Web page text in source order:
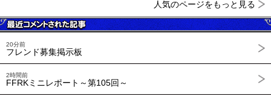
人気のページをもっと見る
20分前
フレンド募集掲示板
2時間前
FFRKミニレポート～第105回～